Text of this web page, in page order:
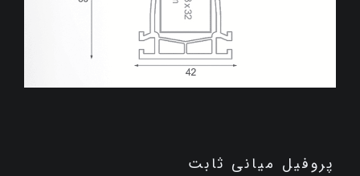
پروفیل میانی ثابت